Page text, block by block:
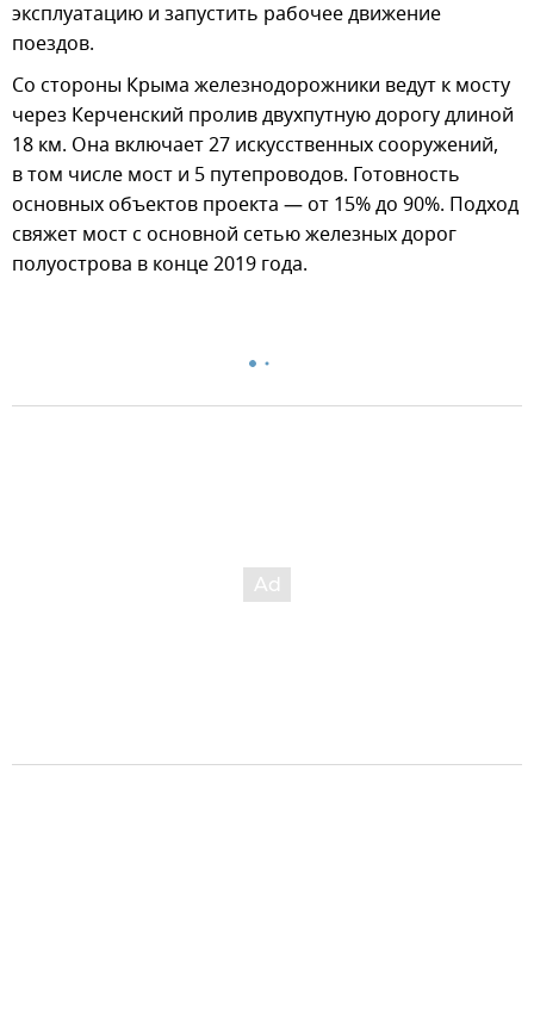
эксплуатацию и запустить рабочее движение
поездов.
Со стороны Крыма железнодорожники ведут к мосту
через Керченский пролив двухпутную дорогу длиной
18 км. Она включает 27 искусственных сооружений,
в том числе мост и 5 путепроводов. Готовность
основных объектов проекта — от 15% до 90%. Подход
свяжет мост с основной сетью железных дорог
полуострова в конце 2019 года.